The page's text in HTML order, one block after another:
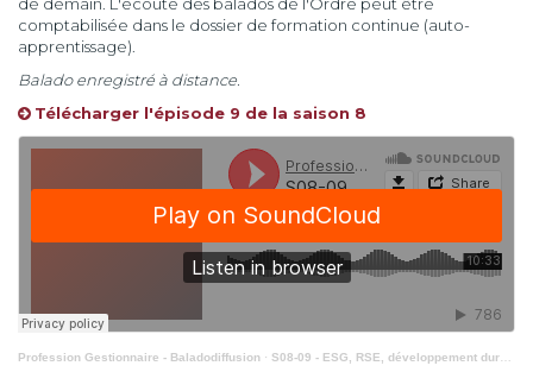
comptabilisée dans le dossier de formation continue (auto-
apprentissage).
Balado enregistré à distance.
Télécharger l'épisode 9 de la saison 8
Profession Gestionnaire - Baladodiffusion · S08-09 - ESG, RSE, développement durable : clarifier pour mieux piloter